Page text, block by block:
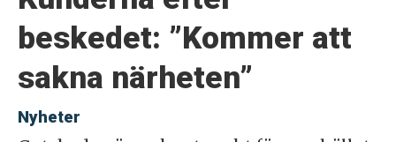
beskedet: ”Kommer att
sakna närheten”
Nyheter